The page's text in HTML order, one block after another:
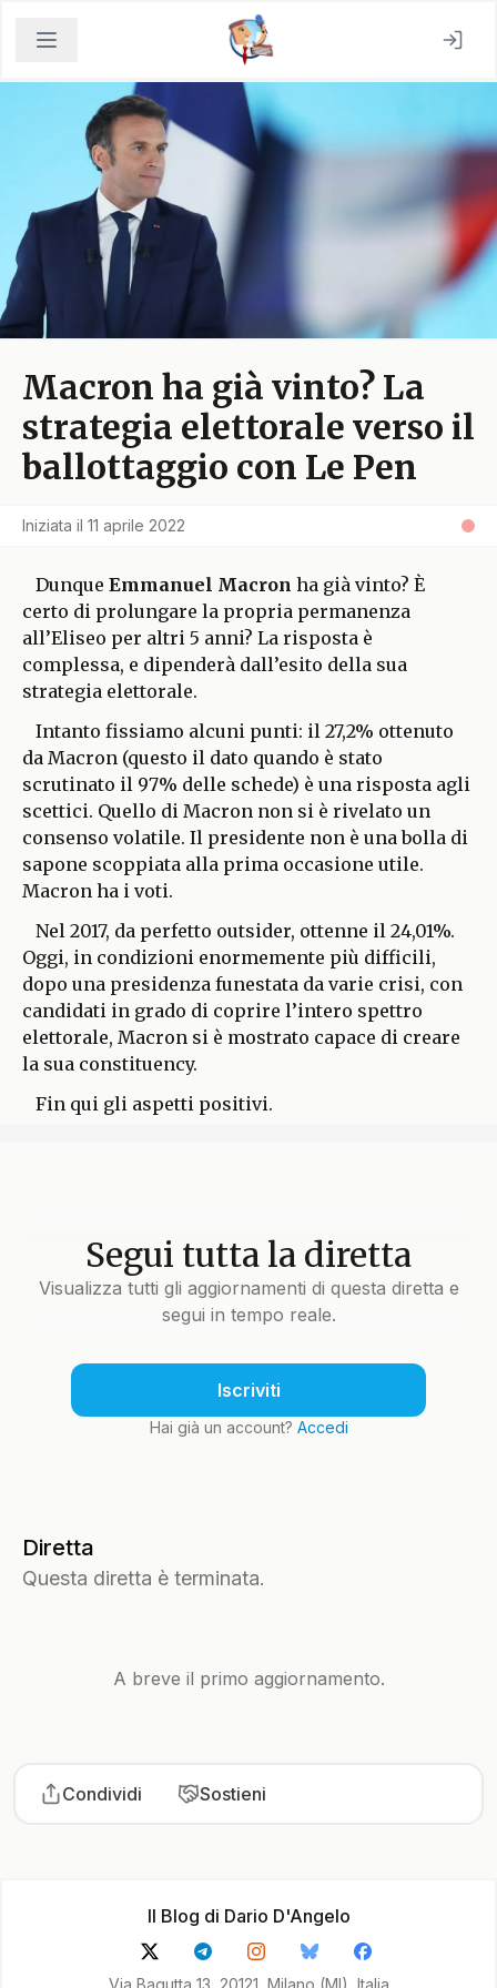
Macron ha già vinto? La
strategia elettorale verso il
ballottaggio con Le Pen
Iniziata il 11 aprile 2022
Dunque Emmanuel Macron ha già vinto? È
certo di prolungare la propria permanenza
all’Eliseo per altri 5 anni? La risposta è
complessa, e dipenderà dall’esito della sua
strategia elettorale.
Intanto fissiamo alcuni punti: il 27,2% ottenuto
da Macron (questo il dato quando è stato
scrutinato il 97% delle schede) è una risposta agli
scettici. Quello di Macron non si è rivelato un
consenso volatile. Il presidente non è una bolla di
sapone scoppiata alla prima occasione utile.
Macron ha i voti.
Nel 2017, da perfetto outsider, ottenne il 24,01%.
Oggi, in condizioni enormemente più difficili,
dopo una presidenza funestata da varie crisi, con
candidati in grado di coprire l’intero spettro
elettorale, Macron si è mostrato capace di creare
la sua constituency.
Fin qui gli aspetti positivi.
Segui tutta la diretta
Visualizza tutti gli aggiornamenti di questa diretta e
segui in tempo reale.
Iscriviti
Hai già un account? Accedi
Diretta
Questa diretta è terminata.
A breve il primo aggiornamento.
Condividi Sostieni
Il Blog di Dario D'Angelo